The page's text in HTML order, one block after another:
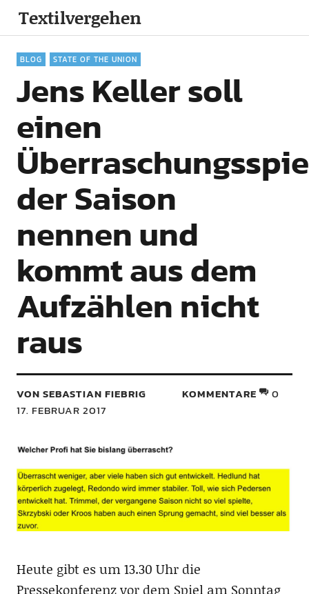
Textilvergehen
BLOG STATE OF THE UNION
Jens Keller soll
einen
der Saison
nennen und
kommt aus dem
Aufzählen nicht
raus
VON SEBASTIAN FIEBRIG
17. FEBRUAR 2017
KOMMENTARE 0
Heute gibt es um 13.30 Uhr die
Pressekonferenz vor dem Spiel am Sonntag